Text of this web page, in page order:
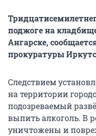
поджоге на
Ангарске,
прокуратуры
Следствием
на территории
подозреваемый
выпить алкоголь. В
уничтожены и